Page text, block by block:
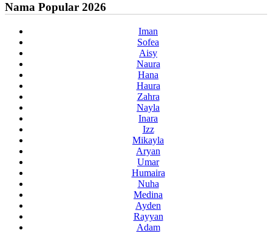
Nama Popular 2026
Iman
Sofea
Aisy
Naura
Hana
Haura
Zahra
Nayla
Inara
Izz
Mikayla
Aryan
Umar
Humaira
Nuha
Medina
Ayden
Rayyan
Adam